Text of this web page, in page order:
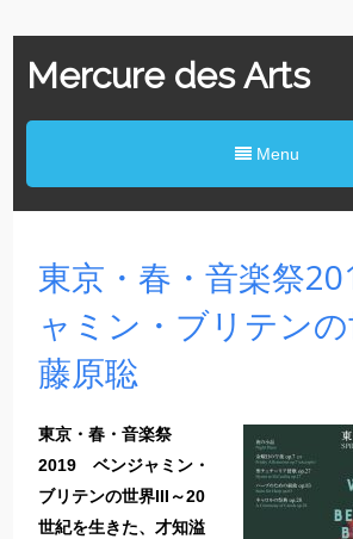
Mercure des Arts
Menu
東京・春・音楽祭
ャミン・ブリテンの
藤原聡
東京・春・音楽祭
2019 ベンジャミン・
ブリテンの世界III～20
世紀を生きた、才知溢